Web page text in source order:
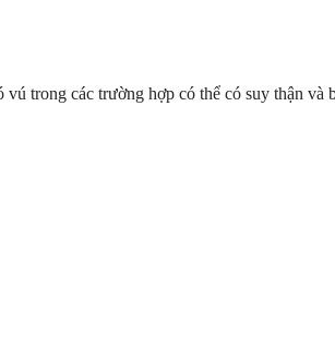
trong các trường hợp có thể có suy thận và